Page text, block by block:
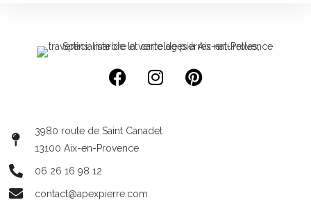
3980 route de Saint Canadet
13100 Aix-en-Provence
06 26 16 98 12
contact@apexpierre.com